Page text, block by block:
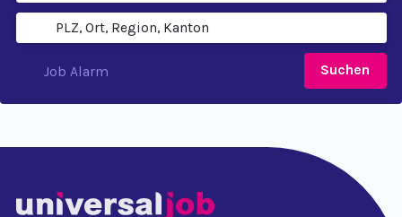
Suchen
Job Alarm